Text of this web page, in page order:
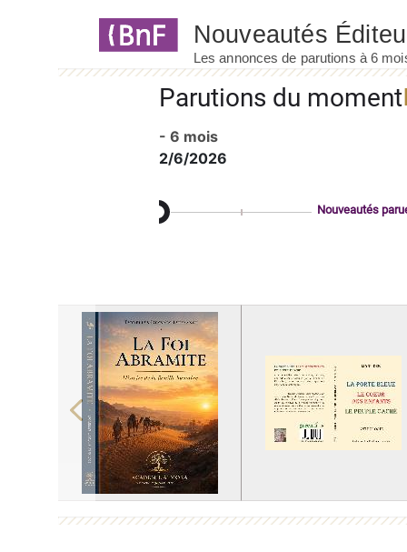
Parutions du moment
- 6 mois
2/6/2026
Nouveautés
Previous